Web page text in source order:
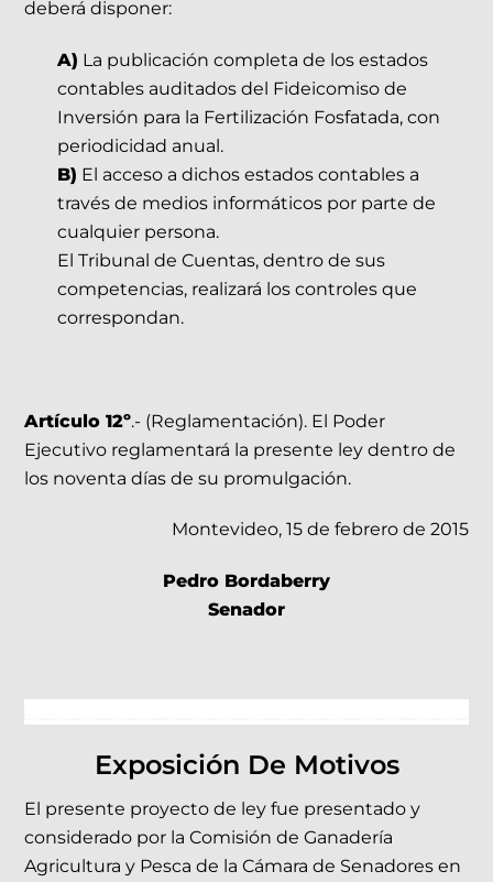
deberá disponer:
A) La publicación completa de los estados
contables auditados del Fideicomiso de
Inversión para la Fertilización Fosfatada, con
periodicidad anual.
B) El acceso a dichos estados contables a
través de medios informáticos por parte de
cualquier persona.
El Tribunal de Cuentas, dentro de sus
competencias, realizará los controles que
correspondan.
Artículo 12º.- (Reglamentación). El Poder
Ejecutivo reglamentará la presente ley dentro de
los noventa días de su promulgación.
Montevideo, 15 de febrero de 2015
Pedro Bordaberry
Senador
Exposición De Motivos
El presente proyecto de ley fue presentado y
considerado por la Comisión de Ganadería
Agricultura y Pesca de la Cámara de Senadores en